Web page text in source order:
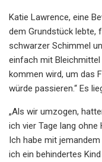
Katie Lawrence, eine
dem Grundstück lebte,
schwarzer Schimmel
einfach mit
kommen wird, um das
würde passieren.“ Es
„Als wir umzogen,
ich vier Tage lang
Ich habe mit
ich ein behindertes